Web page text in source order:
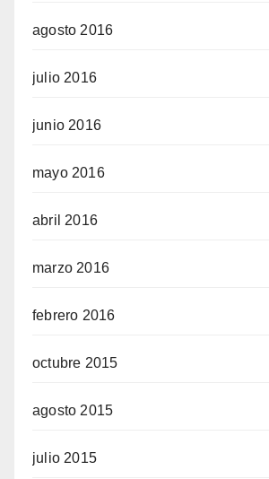
agosto 2016
julio 2016
junio 2016
mayo 2016
abril 2016
marzo 2016
febrero 2016
octubre 2015
agosto 2015
julio 2015